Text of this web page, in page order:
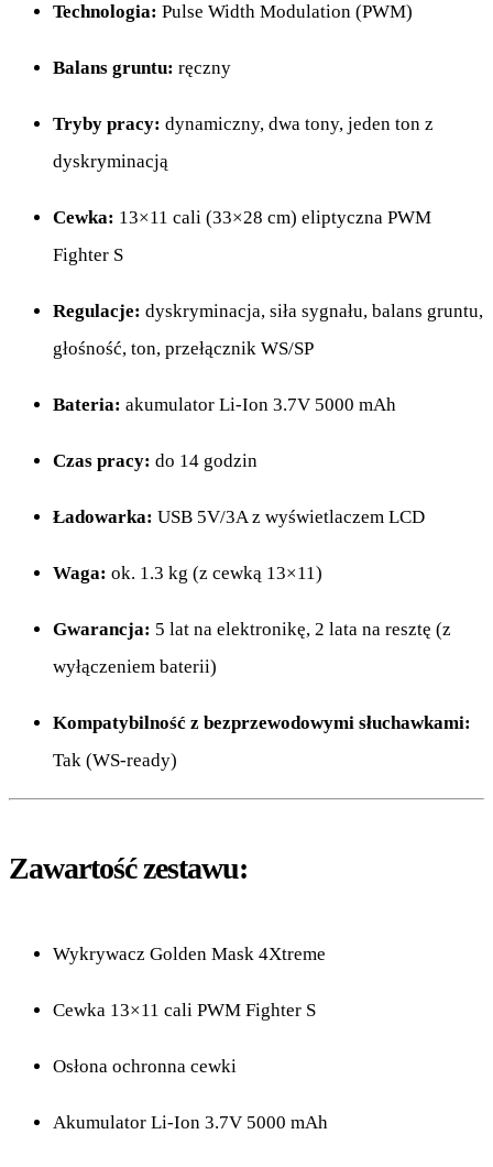
Technologia: Pulse Width Modulation (PWM)
Balans gruntu: ręczny
Tryby pracy: dynamiczny, dwa tony, jeden ton z
dyskryminacją
Cewka: 13×11 cali (33×28 cm) eliptyczna PWM
Fighter S
Regulacje: dyskryminacja, siła sygnału, balans gruntu,
głośność, ton, przełącznik WS/SP
Bateria: akumulator Li-Ion 3.7V 5000 mAh
Czas pracy: do 14 godzin
Ładowarka: USB 5V/3A z wyświetlaczem LCD
Waga: ok. 1.3 kg (z cewką 13×11)
Gwarancja: 5 lat na elektronikę, 2 lata na resztę (z
wyłączeniem baterii)
Kompatybilność z bezprzewodowymi słuchawkami:
Tak (WS-ready)
Zawartość zestawu:
Wykrywacz Golden Mask 4Xtreme
Cewka 13×11 cali PWM Fighter S
Osłona ochronna cewki
Akumulator Li-Ion 3.7V 5000 mAh